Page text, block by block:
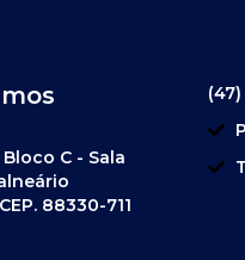
Bloco C - Sala
88330-711